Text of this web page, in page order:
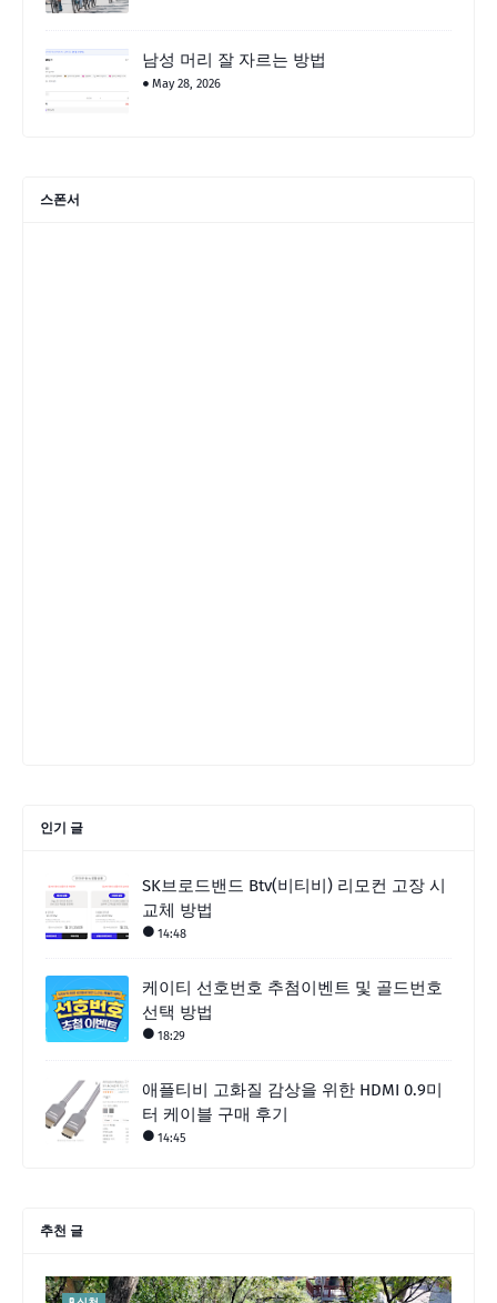
남성 머리 잘 자르는 방법
May 28, 2026
스폰서
인기 글
SK브로드밴드 Btv(비티비) 리모컨 고장 시
교체 방법
14:48
케이티 선호번호 추첨이벤트 및 골드번호
선택 방법
18:29
애플티비 고화질 감상을 위한 HDMI 0.9미
터 케이블 구매 후기
14:45
추천 글